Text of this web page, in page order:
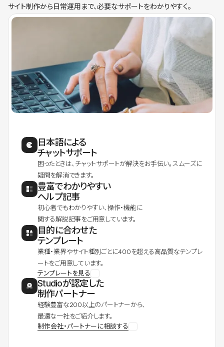
サイト制作から日常運用まで、必要なサポートをわかりやすく。
日本語による
チャットサポート
困ったときは、チャットサポートが解決をお手伝い。スムーズに
疑問を解消できます。
豊富でわかりやすい
ヘルプ記事
初心者でもわかりやすい、操作・機能に
関する解説記事をご用意しています。
目的に合わせた
テンプレート
業種・業界やサイト種別ごとに400を超える高品質なテンプレ
ートをご用意しています。
テンプレートを見る
Studioが認定した
制作パートナー
経験豊富な200以上のパートナーから、
最適な一社をご紹介します。
制作会社・パートナーに相談する